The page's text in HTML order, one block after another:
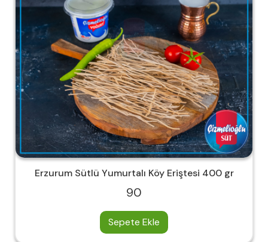
Erzurum Sütlü Yumurtalı Köy Eriştesi 400 gr
90
Sepete Ekle